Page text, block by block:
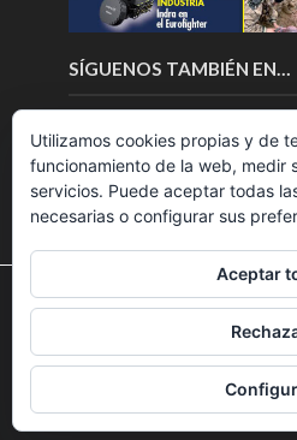
SÍGUENOS TAMBIÉN EN…
Copyright © 2018.Fly News.
UAS aviación
Utilizamos cookies para ofrecerte
nuestra web.
Puedes aprender más sobre qué
desactivarlas en losajustes.
Utilizamos cookies propias y de
funcionamiento de la web, medir
servicios. Puede aceptar todas
necesarias o configurar sus
Aceptar